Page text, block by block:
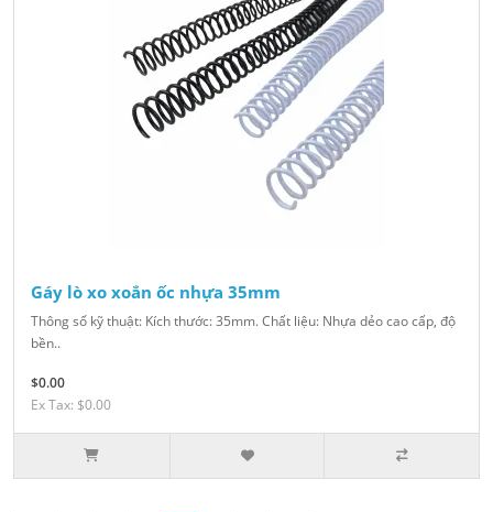
Gáy lò xo xoắn ốc nhựa 35mm
Thông số kỹ thuật: Kích thước: 35mm. Chất liệu: Nhựa dẻo cao cấp, độ
bền..
$0.00
Ex Tax: $0.00